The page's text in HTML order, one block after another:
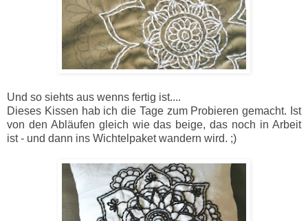
Und so siehts aus wenns fertig ist....
Dieses Kissen hab ich die Tage zum Probieren gemacht. Ist
von den Abläufen gleich wie das beige, das noch in Arbeit
ist - und dann ins Wichtelpaket wandern wird. ;)